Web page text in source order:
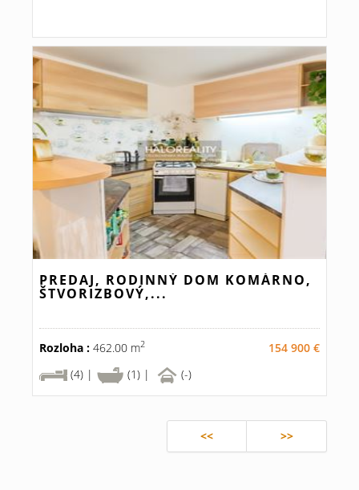
PREDAJ, RODINNÝ DOM KOMÁRNO,
ŠTVORIZBOVÝ,...
Rozloha : 462.00 m2
154 900 €
(4) |
(1) | (-)
<< >>